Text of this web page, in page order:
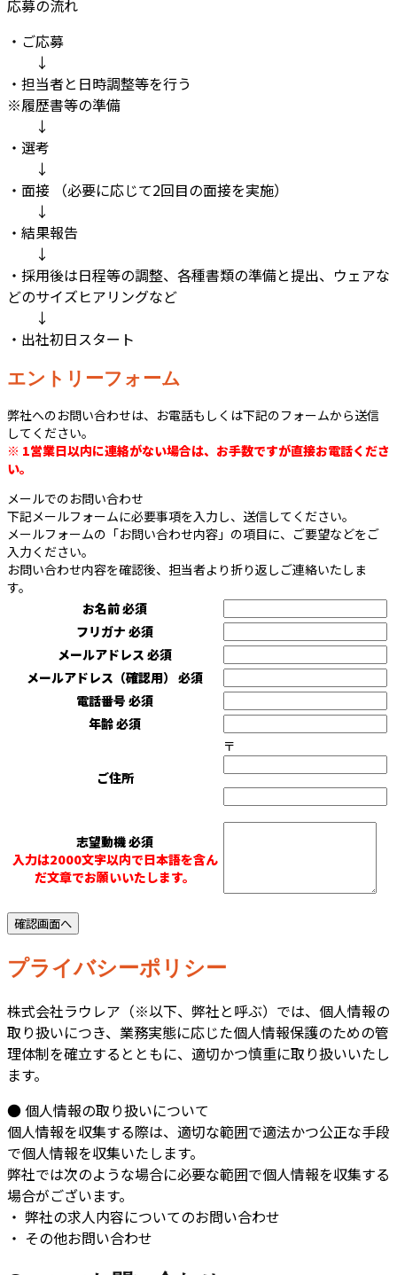
応募の流れ
・ご応募
↓
・担当者と日時調整等を行う
※履歴書等の準備
↓
・選考
↓
・面接 （必要に応じて2回目の面接を実施）
↓
・結果報告
↓
・採用後は日程等の調整、各種書類の準備と提出、ウェアな
どのサイズヒアリングなど
↓
・出社初日スタート
エントリーフォーム
弊社へのお問い合わせは、お電話もしくは下記のフォームから送信
してください。
※ 1営業日以内に連絡がない場合は、お手数ですが直接お電話くださ
い。
メールでのお問い合わせ
下記メールフォームに必要事項を入力し、送信してください。
メールフォームの「お問い合わせ内容」の項目に、ご要望などをご
入力ください。
お問い合わせ内容を確認後、担当者より折り返しご連絡いたしま
す。
お名前必須
フリガナ 必須
メールアドレス 必須
メールアドレス（確認用） 必須
電話番号 必須
年齢必須
ご住所
〒
志望動機必須
入力は2000文字以内で日本語を含ん
だ文章でお願いいたします。
プライバシーポリシー
株式会社ラウレア（※以下、弊社と呼ぶ）では、個人情報の
取り扱いにつき、業務実態に応じた個人情報保護のための管
理体制を確立するとともに、適切かつ慎重に取り扱いいたし
ます。
● 個人情報の取り扱いについて
個人情報を収集する際は、適切な範囲で適法かつ公正な手段
で個人情報を収集いたします。
弊社では次のような場合に必要な範囲で個人情報を収集する
場合がございます。
・ 弊社の求人内容についてのお問い合わせ
・ その他お問い合わせ